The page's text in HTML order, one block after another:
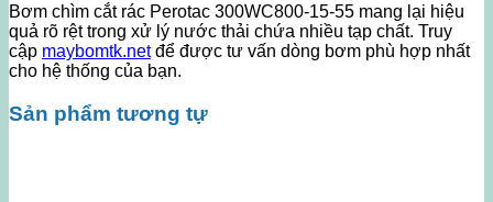
Bơm chìm cắt rác Perotac 300WC800-15-55 mang lại hiệu
quả rõ rệt trong xử lý nước thải chứa nhiều tạp chất. Truy
cập maybomtk.netđể được tư vấn dòng bơm phù hợp nhất
cho hệ thống của bạn.
Sản phẩm tương tự